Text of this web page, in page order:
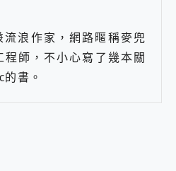
浪作家，網路暱稱麥兜
師，不小心寫了幾本關
書。